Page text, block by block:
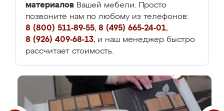
материалов Вашей мебели. Просто
позвоните нам по любому из телефонов:
8 (800) 511-89-55, 8 (495) 665-24-01,
8 (926) 409-68-13, и наш менеджер быстро
рассчитает стоимость.